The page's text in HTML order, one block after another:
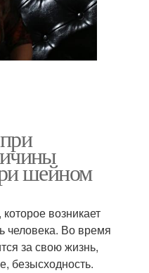
шейном
возникает
человека. Во время
за свою жизнь,
безысходность.